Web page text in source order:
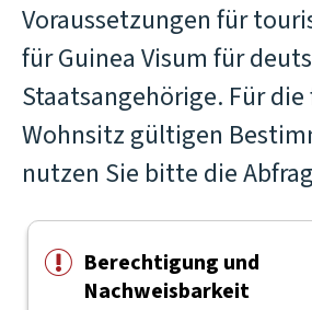
Voraussetzungen für
für Guinea Visum für
Staatsangehörige. Für
Wohnsitz gültigen
nutzen Sie bitte die
Berechtigung und
Nachweisbarkeit